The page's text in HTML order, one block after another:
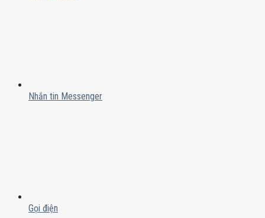
Nhắn tin Messenger
Gọi điện